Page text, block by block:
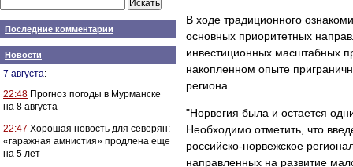
Последние комментарии
Новости
7 августа:
22:48 Прогноз погоды в Мурманске
на 8 августа
22:47 Хорошая новость для северян:
«гаражная амнистия» продлена еще
на 5 лет
В ходе традиционного
основных приоритетных
инвестиционных масштабных
накопленном опыте
региона.
"Норвегия была и остается
Необходимо отметить, что
российско-норвежское
направленных на развитие